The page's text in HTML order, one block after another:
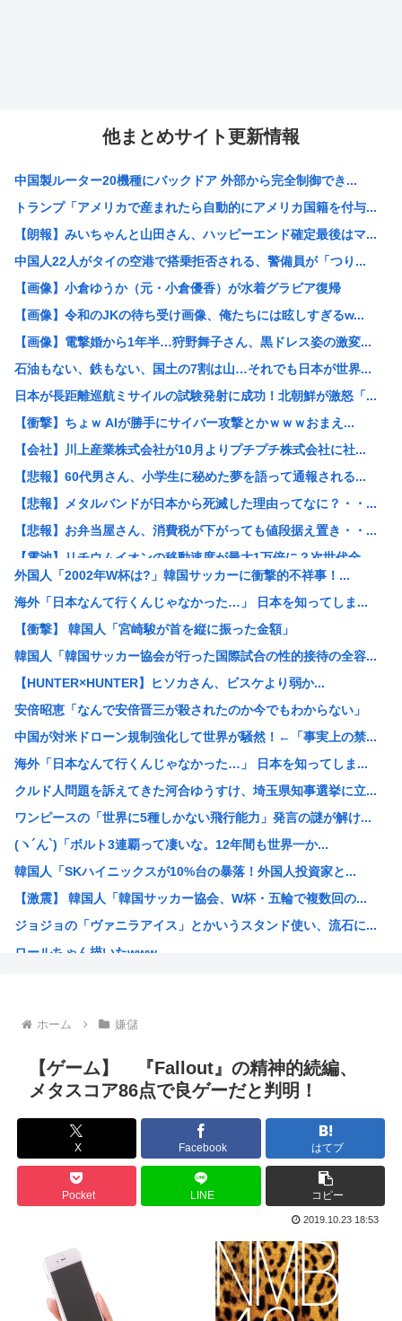
他まとめサイト更新情報
中国製ルーター20機種にバックドア 外部から完全制御でき...
トランプ「アメリカで産まれたら自動的にアメリカ国籍を付与...
【朗報】みいちゃんと山田さん、ハッピーエンド確定最後はマ...
中国人22人がタイの空港で搭乗拒否される、警備員が「つり...
【画像】小倉ゆうか（元・小倉優香）が水着グラビア復帰
【画像】令和のJKの待ち受け画像、俺たちには眩しすぎるw...
【画像】電撃婚から1年半…狩野舞子さん、黒ドレス姿の激変...
石油もない、鉄もない、国土の7割は山…それでも日本が世界...
日本が長距離巡航ミサイルの試験発射に成功！北朝鮮が激怒「...
【衝撃】ちょｗ AIが勝手にサイバー攻撃とかｗｗｗおまえ...
【会社】川上産業株式会社が10月よりプチプチ株式会社に社...
【悲報】60代男さん、小学生に秘めた夢を語って通報される...
【悲報】メタルバンドが日本から死滅した理由ってなに？・・...
【悲報】お弁当屋さん、消費税が下がっても値段据え置き・・...
【電池】リチウムイオンの移動速度が最大1万倍に？次世代全...
【悲報】ワイ「子供2人目欲しいんやが、、、」ヨッメ「金は...
【悲報】元ジャンポケ・斉藤慎二被告は“無罪を立証”できる...
【朗報】みいちゃんと山田さん、ハッピーエンド確定、最後は...
【悲報】アニメ「ヤニねこ」BPOに通報され審議入りへ
【激怒】有吉弘行、「テレビ見ないんですよ」に団子屋を引き...
【画像】脱いだ瞬間ドスケベになるボーイッシュ女子、見つか...
バンダイナムコ、トイホビー事業が1Q過去最高益「ガンプラ...
一人飲み好きな人、集まれ！
男性のプライドが高いと感じた瞬間
「品切れ前に購入すると満足感」大量注文キャンセルで集英社...
【悲報】友達とロイヤルホストに行った息子、絶望www
【画像】チー牛さん、とんでもない恵体の白人美女と結婚して...
【衝撃】きゃりーぱみゅぱみゅ 本名をさらりと告白
アメリカ・ミシガン州の民主党予備選挙 イスラム教徒の“急...
外国人「2002年W杯は?」韓国サッカーに衝撃的不祥事！...
海外「日本なんて行くんじゃなかった…」 日本を知ってしま...
【衝撃】 韓国人「宮崎駿が首を縦に振った金額」
韓国人「韓国サッカー協会が行った国際試合の性的接待の全容...
【HUNTER×HUNTER】ヒソカさん、ビスケより弱か...
安倍昭恵「なんで安倍晋三が殺されたのか今でもわからない」
中国が対米ドローン規制強化して世界が騒然！←「事実上の禁...
海外「日本なんて行くんじゃなかった…」 日本を知ってしま...
クルド人問題を訴えてきた河合ゆうすけ、埼玉県知事選挙に立...
ワンピースの「世界に5種しかない飛行能力」発言の謎が解け...
(ヽ´ん`)「ボルト3連覇って凄いな。12年間も世界一か...
韓国人「SKハイニックスが10%台の暴落！外国人投資家と...
【激震】 韓国人「韓国サッカー協会、W杯・五輪で複数回の...
ジョジョの「ヴァニラアイス」とかいうスタンド使い、流石に...
ロールちゃん描いたwww
緊縮財政論者として知られる大物財務官僚、高市早苗の逆鱗に...
海外「日本にはこんな特殊な標識があるんだけど皆は見たこと...
自民党「日本人56す56す56す56す56すコロスコロス...
露悪系アニメ、定義がよくわからなくなる
高市早苗「消費税減税の財源は今から考える」
声優の長谷川育美さんと結婚したいんやが
中国大使館に侵入した自衛官（24）、動機を告白「中国の強...
海外「ディズニーがゴミのようだ！」日本がアニメ化した米人...
今期アニメの評価、ついに固まる
ホーム 嫌儲
【ゲーム】 『Fallout』の精神的続編、
メタスコア86点で良ゲーだと判明！
X Facebook はてブ
Pocket LINE コピー
2019.10.23 18:53